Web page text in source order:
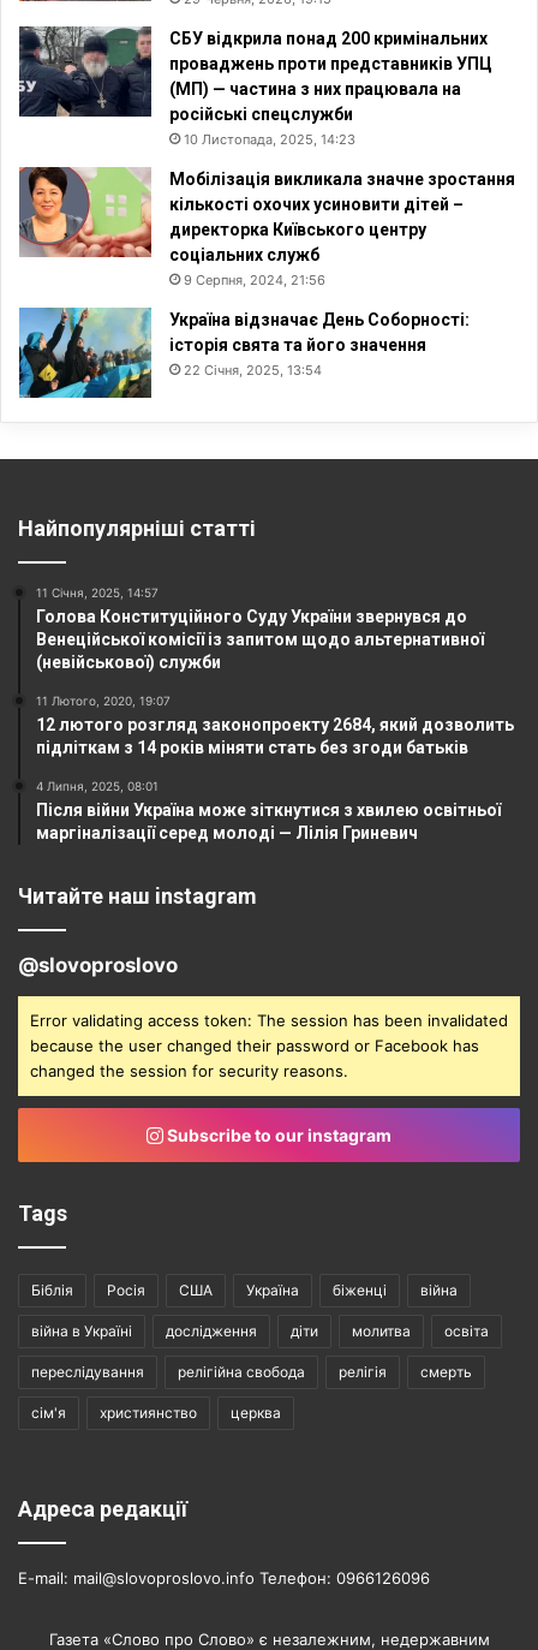
СБУ відкрила понад 200 кримінальних
проваджень проти представників УПЦ
(МП) — частина з них працювала на
російські спецслужби
10 Листопада, 2025, 14:23
Мобілізація викликала значне зростання
кількості охочих усиновити дітей –
директорка Київського центру
соціальних служб
9 Серпня, 2024, 21:56
Україна відзначає День Соборності:
історія свята та його значення
22 Січня, 2025, 13:54
Найпопулярніші статті
11 Січня, 2025, 14:57
Голова Конституційного Суду України звернувся до
Венеційської комісії із запитом щодо альтернативної
(невійськової) служби
11 Лютого, 2020, 19:07
12 лютого розгляд законопроекту 2684, який дозволить
підліткам з 14 років міняти стать без згоди батьків
4 Липня, 2025, 08:01
Після війни Україна може зіткнутися з хвилею освітньої
маргіналізації серед молоді — Лілія Гриневич
Читайте наш instagram
@slovoproslovo
Error validating access token: The session has been invalidated
because the user changed their password or Facebook has
changed the session for security reasons.
Subscribe to our instagram
Tags
Біблія Росія США Україна біженці війна
війна в Україні дослідження діти молитва освіта
переслідування релігійна свобода релігія смерть
сім'я християнство церква
Адреса редакції
E-mail: mail@slovoproslovo.info Телефон: 0966126096
Газета «Слово про Слово» є незалежним, недержавним